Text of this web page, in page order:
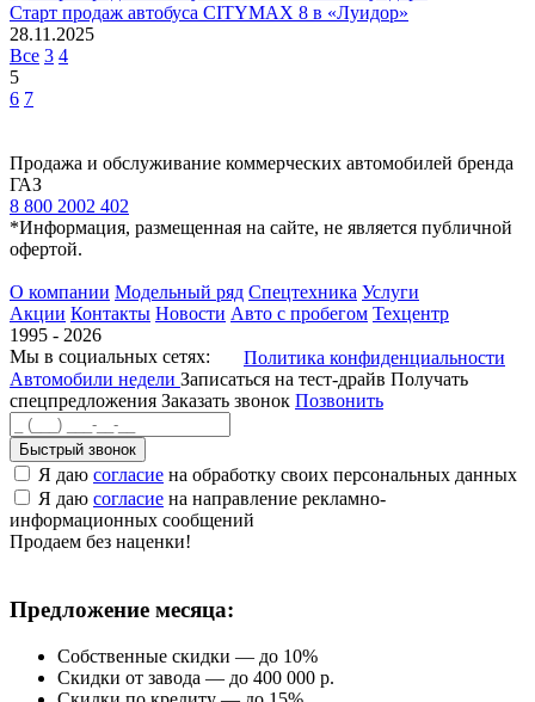
Старт продаж автобуса CITYMAX 8 в «Луидор»
28.11.2025
Все 3 4
5
6 7
Продажа и обслуживание коммерческих автомобилей бренда
ГАЗ
8 800 2002 402
*Информация, размещенная на сайте, не является публичной
офертой.
О компании Модельный ряд Спецтехника Услуги
Акции Контакты Новости Авто с пробегом Техцентр
1995 - 2026
Мы в социальных сетях:
Политика конфиденциальности
Автомобили недели Записаться на тест-драйв Получать
спецпредложения Заказать звонок Позвонить
Быстрый звонок
Я даю согласие на обработку своих персональных данных
Я даю согласие на направление рекламно-
информационных сообщений
Продаем без наценки!
Предложение месяца:
Собственные скидки — до 10%
Скидки от завода — до 400 000 р.